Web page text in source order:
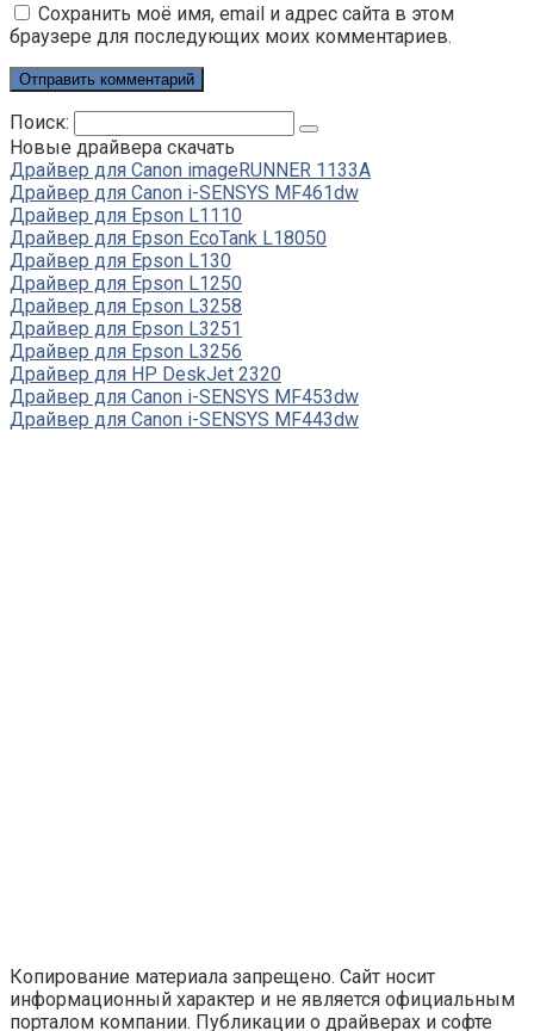
Сохранить моё имя, email и адрес сайта в этом
браузере для последующих моих комментариев.
Поиск:
Новые драйвера скачать
Драйвер для Canon imageRUNNER 1133A
Драйвер для Canon i-SENSYS MF461dw
Драйвер для Epson L1110
Драйвер для Epson EcoTank L18050
Драйвер для Epson L130
Драйвер для Epson L1250
Драйвер для Epson L3258
Драйвер для Epson L3251
Драйвер для Epson L3256
Драйвер для HP DeskJet 2320
Драйвер для Canon i-SENSYS MF453dw
Драйвер для Canon i-SENSYS MF443dw
Копирование материала запрещено. Сайт носит
информационный характер и не является официальным
порталом компании. Публикации о драйверах и софте